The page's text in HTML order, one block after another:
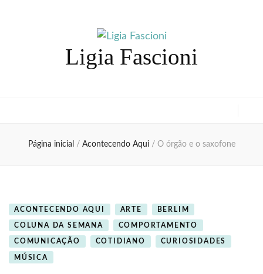
Ligia Fascioni
Página inicial / Acontecendo Aqui / O órgão e o saxofone
ACONTECENDO AQUI ARTE BERLIM
COLUNA DA SEMANA COMPORTAMENTO
COMUNICAÇÃO COTIDIANO CURIOSIDADES
MÚSICA